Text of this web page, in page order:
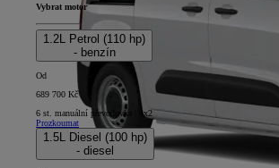
Vybrat motor
1.2L Petrol (110 hp)
- benzín
Od
689 700 Kč
6 st. manuální převodovka | 4x2
Prozkoumat
1.5L Diesel (100 hp)
- diesel